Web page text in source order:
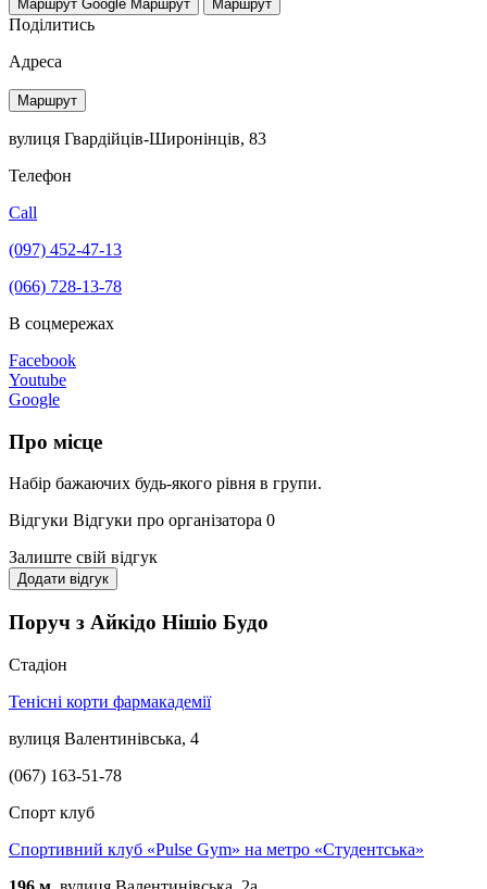
Маршрут Google Маршрут Маршрут
Поділитись
Адреса
Маршрут
вулиця Гвардійців-Широнінців, 83
Телефон
Call
(097) 452-47-13
(066) 728-13-78
В соцмережах
Facebook
Youtube
Google
Про місце
Набір бажаючих будь-якого рівня в групи.
Відгуки Відгуки про організатора 0
Залиште свій відгук
Додати відгук
Поруч з Айкідо Нішіо Будо
Стадіон
Тенісні корти фармакадемії
вулиця Валентинівська, 4
(067) 163-51-78
Спорт клуб
Спортивний клуб «Pulse Gym» на метро «Студентська»